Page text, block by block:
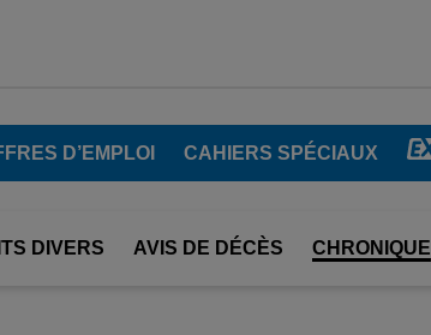
D’EMPLOI CAHIERS SPÉCIAUX
DIVERS AVIS DE DÉCÈS CHRONIQUE